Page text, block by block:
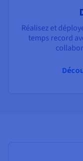
Réalisez et
temps record